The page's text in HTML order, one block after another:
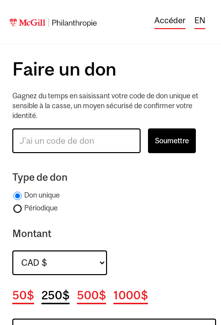
Accéder EN
Faire un don
Gagnez du temps en saisissant votre code de don unique et
sensible à la casse, un moyen sécurisé de confirmer votre
identité.
Type de don
Don unique
Périodique
Montant
50$ 250$ 500$ 1000$